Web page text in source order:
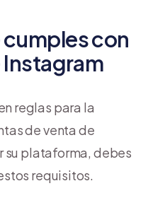
con
reglas para la
de venta de
su plataforma, debes
requisitos.